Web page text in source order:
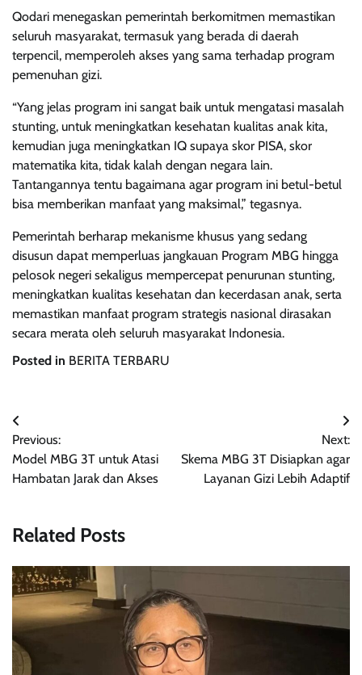
Qodari menegaskan pemerintah berkomitmen memastikan
seluruh masyarakat, termasuk yang berada di daerah
terpencil, memperoleh akses yang sama terhadap program
pemenuhan gizi.
“Yang jelas program ini sangat baik untuk mengatasi masalah
stunting, untuk meningkatkan kesehatan kualitas anak kita,
kemudian juga meningkatkan IQ supaya skor PISA, skor
matematika kita, tidak kalah dengan negara lain.
Tantangannya tentu bagaimana agar program ini betul-betul
bisa memberikan manfaat yang maksimal,” tegasnya.
Pemerintah berharap mekanisme khusus yang sedang
disusun dapat memperluas jangkauan Program MBG hingga
pelosok negeri sekaligus mempercepat penurunan stunting,
meningkatkan kualitas kesehatan dan kecerdasan anak, serta
memastikan manfaat program strategis nasional dirasakan
secara merata oleh seluruh masyarakat Indonesia.
Posted in BERITA TERBARU
Navigasi
pos
Previous:
Model MBG 3T untuk Atasi
Hambatan Jarak dan Akses
Next:
Skema MBG 3T Disiapkan agar
Layanan Gizi Lebih Adaptif
Related Posts